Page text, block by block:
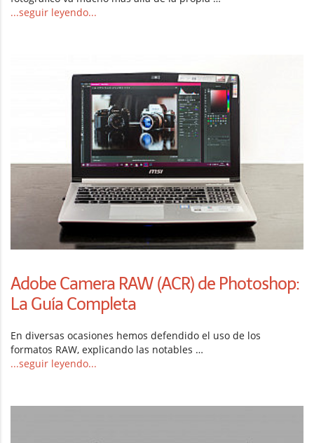
...seguir leyendo...
Adobe Camera RAW (ACR) de Photoshop:
La Guía Completa
En diversas ocasiones hemos defendido el uso de los
formatos RAW, explicando las notables …
...seguir leyendo...